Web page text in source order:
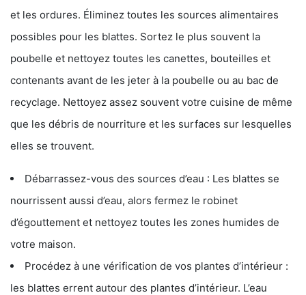
et les ordures. Éliminez toutes les sources alimentaires
possibles pour les blattes. Sortez le plus souvent la
poubelle et nettoyez toutes les canettes, bouteilles et
contenants avant de les jeter à la poubelle ou au bac de
recyclage. Nettoyez assez souvent votre cuisine de même
que les débris de nourriture et les surfaces sur lesquelles
elles se trouvent.
Débarrassez-vous des sources d’eau : Les blattes se
nourrissent aussi d’eau, alors fermez le robinet
d’égouttement et nettoyez toutes les zones humides de
votre maison.
Procédez à une vérification de vos plantes d’intérieur :
les blattes errent autour des plantes d’intérieur. L’eau